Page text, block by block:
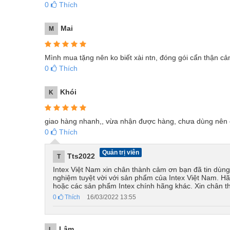
0 Thích
M Mai
Mình mua tặng nên ko biết xài ntn, đóng gói cẩn thận
0
Thích
K Khói
giao hàng nhanh,, vừa nhận được hàng, chưa dùng
0
Thích
T Tts2022 Quản trị viên
Intex Việt Nam xin chân thành cảm ơn bạn đã tin
nghiệm tuyệt vời với sản phẩm của Intex Việt Nam.
hoặc các sản phẩm Intex chính hãng khác. Xin chân
0 Thích 16/03/2022 13:55